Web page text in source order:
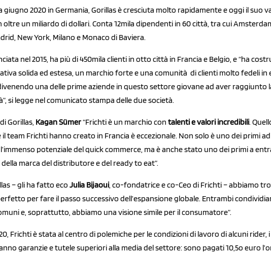
giugno 2020 in Germania, Gorillas è cresciuta molto rapidamente e oggi il suo
oltre un miliardo di dollari. Conta 12mila dipendenti in 60 città, tra cui
New York, Milano e Monaco di Baviera.
nel 2015, ha più di 450mila clienti in otto città in Francia e Belgio, e “ha
solida ed estesa, un marchio forte e una comunità di clienti molto fedeli in
una delle prime aziende in questo settore giovane ad aver raggiunto
si legge nel comunicato stampa delle due società.
Gorillas, Kagan Sümer“Frichti è un marchio con talenti e valori incredibili.
il team Frichti hanno creato in Francia è eccezionale. Non solo è uno dei primi
potenziale del quick commerce, ma è anche stato uno dei primi a
marca del distributore e del ready to eat”.
– gli ha fatto eco Julia Bijaoui , co-fondatrice e co-Ceo di Frichti – abbiamo
per fare il passo successivo dell’espansione globale. Entrambi
e, soprattutto, abbiamo una visione simile per il consumatore”.
Frichti è stata al centro di polemiche per le condizioni di lavoro di alcuni rider, i
garanzie e tutele superiori alla media del settore: sono pagati 10,5o euro